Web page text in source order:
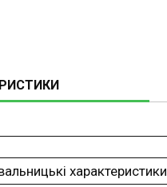
характеристики